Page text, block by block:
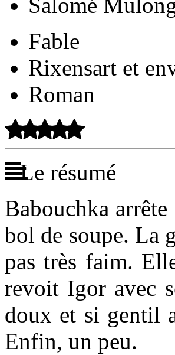
Salomé
Fable
Rixensart et
Roman
Le résumé
Babouchka
bol de soupe. La
pas très faim.
revoit Igor avec
doux et si gentil
Enfin, un peu.